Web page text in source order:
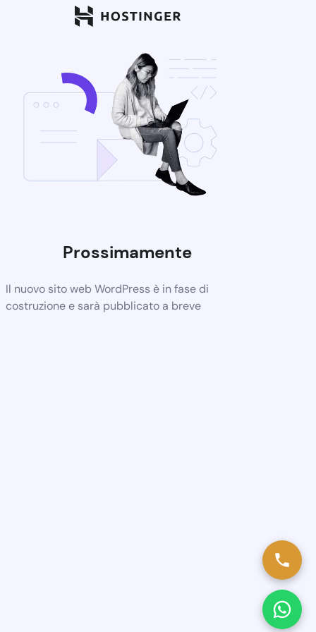
Prossimamente
Il nuovo sito web WordPress è in fase di
costruzione e sarà pubblicato a breve